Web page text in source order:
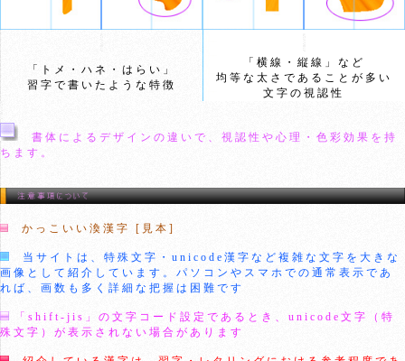
「トメ・ハネ・はらい」
習字で書いたような特徴
「横線・縦線」など
均等な太さであることが多い
文字の視認性
書体によるデザインの違いで、視認性や心理・色彩効果を持
ちます。
かっこいい渙漢字 [見本]
当サイトは、特殊文字・unicode漢字など複雑な文字を大きな
画像として紹介しています。パソコンやスマホでの通常表示であ
れば、画数も多く詳細な把握は困難です
「shift-jis」の文字コード設定であるとき、unicode文字（特
殊文字）が表示されない場合があります